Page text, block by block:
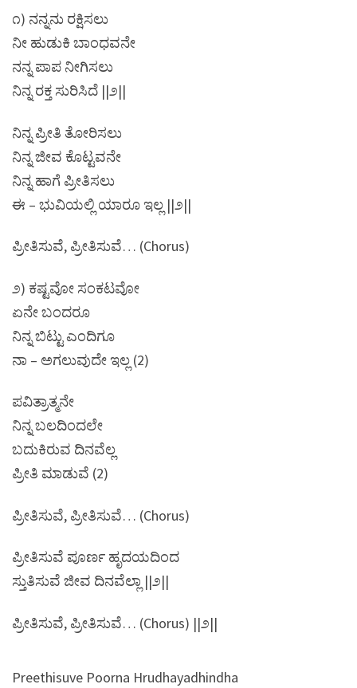
೧) ನನ್ನನು ರಕ್ಷಿಸಲು
ನೀ ಹುಡುಕಿ ಬಾಂಧವನೇ
ನನ್ನ ಪಾಪ ನೀಗಿಸಲು
ನಿನ್ನ ರಕ್ತ ಸುರಿಸಿದೆ ||೨||
ನಿನ್ನ ಪ್ರೀತಿ ತೋರಿಸಲು
ನಿನ್ನ ಜೀವ ಕೊಟ್ಟವನೇ
ನಿನ್ನ ಹಾಗೆ ಪ್ರೀತಿಸಲು
ಈ – ಭುವಿಯಲ್ಲಿ ಯಾರೂ ಇಲ್ಲ ||೨||
ಪ್ರೀತಿಸುವೆ, ಪ್ರೀತಿಸುವೆ… (Chorus)
೨) ಕಷ್ಟವೋ ಸಂಕಟವೋ
ಏನೇ ಬಂದರೂ
ನಿನ್ನ ಬಿಟ್ಟು ಎಂದಿಗೂ
ನಾ – ಅಗಲುವುದೇ ಇಲ್ಲ (2)
ಪವಿತ್ರಾತ್ಮನೇ
ನಿನ್ನ ಬಲದಿಂದಲೇ
ಬದುಕಿರುವ ದಿನವೆಲ್ಲ
ಪ್ರೀತಿ ಮಾಡುವೆ (2)
ಪ್ರೀತಿಸುವೆ, ಪ್ರೀತಿಸುವೆ… (Chorus)
ಪ್ರೀತಿಸುವೆ ಪೂರ್ಣ ಹೃದಯದಿಂದ
ಸ್ತುತಿಸುವೆ ಜೀವ ದಿನವೆಲ್ಲಾ ||೨||
ಪ್ರೀತಿಸುವೆ, ಪ್ರೀತಿಸುವೆ… (Chorus) ||೨||
Preethisuve Poorna Hrudhayadhindha